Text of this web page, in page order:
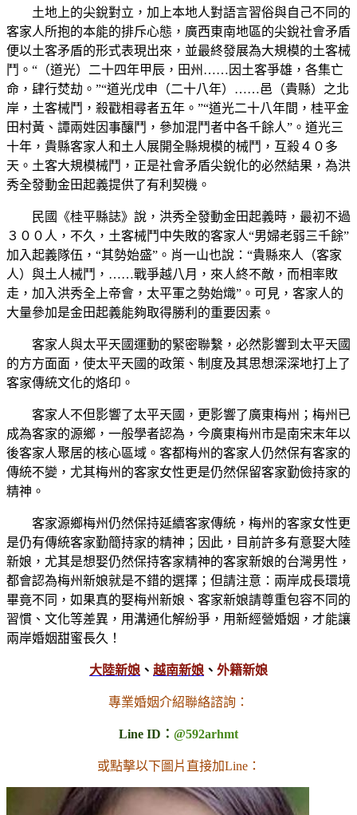
土地上的尖銳對立，加上本地人對語言習俗與自己不同的
客家人所抱的本能的排斥心態，廣西東南地區的尖銳社會矛盾
便以土客矛盾的形式表現出來，並最終發展為大規模的土客械
鬥。“（道光）二十四年甲辰，田州……因土客爭雄，各集亡
命，肆行焚劫。”“道光戊申（二十八年）……邑（貴縣）之北
岸，土客械鬥，殺戳相尋者五年。”“道光二十八年間，桂平金
田村黃、譚兩姓因事釀鬥，參加混鬥者中各千餘人”。道光三
十年，貴縣客家人和土人展開全縣規模的械鬥，互殺４０多
天。土客大規模械鬥，正是社會矛盾尖銳化的必然結果，為洪
秀全發動金田起義提供了有利契機。
民國《桂平縣誌》說，洪秀全發動金田起義時，最初不過
３００人，不久，土客械鬥中失敗的客家人“男婦老弱三千餘”
加入起義隊伍，“其勢始盛”。肖一山也說：“貴縣來人（客家
人）與土人械鬥，……戰爭越八月，來人終不敵，而相率敗
走，加入洪秀全上帝會，太平軍之勢始熾”。可見，客家人的
大量參加是金田起義能夠取得勝利的重要因素。
客家人與太平天國運動的緊密聯繫，必然影響到太平天國
的方方面面，使太平天國的政策、制度及其思想深深地打上了
客家傳統文化的烙印。
客家人不但影響了太平天國，更影響了廣東梅州；梅州已
成為客家的源鄉，一般學者認為，今廣東梅州市是南宋末年以
後客家人聚居的核心區域。客都梅州的客家人仍然保有客家的
傳統不變，尤其梅州的客家女性更是仍然保留客家勤儉持家的
精神。
客家源鄉梅州仍然保持延續客家傳統，梅州的客家女性更
是仍有傳統客家勤簡持家的精神；因此，目前許多有意娶大陸
新娘，尤其是想娶仍然保持客家精神的客家新娘的台灣男性，
都會認為梅州新娘就是不錯的選擇；但請注意：兩岸成長環境
畢竟不同，如果真的娶梅州新娘、客家新娘請尊重包容不同的
習慣、文化等差異，用溝通化解紛爭，用新經營婚姻，才能讓
兩岸婚姻甜蜜長久！
大陸新娘 、 越南新娘 、 外籍新娘
專業婚姻介紹聯絡諮詢：
Line ID： @592arhmt
或點擊以下圖片直接加Line：